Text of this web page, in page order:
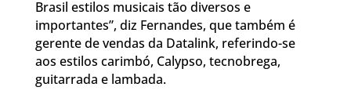
Brasil estilos musicais tão diversos e
importantes”, diz Fernandes, que também é
gerente de vendas da Datalink, referindo-se
aos estilos carimbó, Calypso, tecnobrega,
guitarrada e lambada.